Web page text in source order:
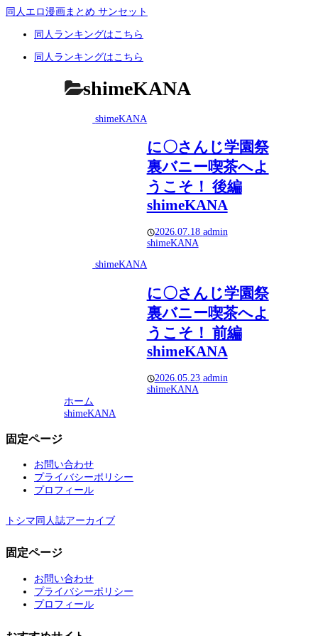
同人エロ漫画まとめ サンセット
同人ランキングはこちら
同人ランキングはこちら
shimeKANA
shimeKANA
に〇さんじ学園祭
裏バニー喫茶へよ
うこそ！ 後編
shimeKANA
2026.07.18 admin
shimeKANA
shimeKANA
に〇さんじ学園祭
裏バニー喫茶へよ
うこそ！ 前編
shimeKANA
2026.05.23 admin
shimeKANA
ホーム
shimeKANA
固定ページ
お問い合わせ
プライバシーポリシー
プロフィール
トシマ同人誌アーカイブ
固定ページ
お問い合わせ
プライバシーポリシー
プロフィール